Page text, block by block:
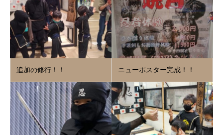
追加の修行！！ ニューポスター完成！！